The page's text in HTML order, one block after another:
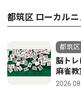
都筑区 ローカル
都筑区
脳ト
麻雀